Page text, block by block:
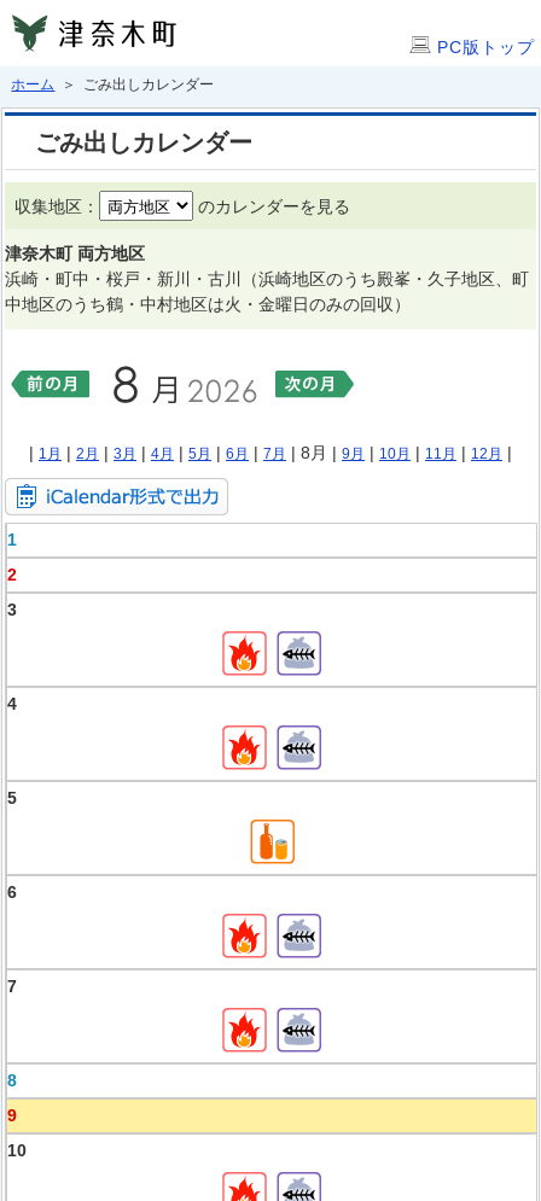
PC版トップ
ホーム ＞ ごみ出しカレンダー
ごみ出しカレンダー
収集地区： のカレンダーを見る
津奈木町 両方地区
浜崎・町中・桜戸・新川・古川（浜崎地区のうち殿峯・久子地区、町
中地区のうち鶴・中村地区は火・金曜日のみの回収）
| 1月 | 2月 | 3月 | 4月 | 5月 | 6月 | 7月 | 8月 | 9月 | 10月 | 11月 | 12月 |
1
2
3
4
5
6
7
8
9
10